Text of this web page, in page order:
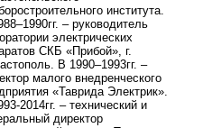
института.
– руководитель
электрических
СКБ «Прибой», г.
В 1990–1993гг. –
малого внедренческого
«Таврида Электрик».
2014гг. – технический и
директор